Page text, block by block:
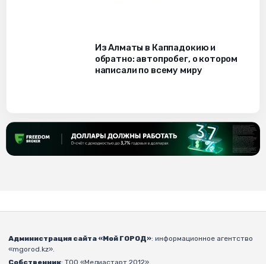
Из Алматы в Каппадокию и
обратно: автопробег, о котором
написали по всему миру
Администрация сайта «Мой ГОРОД»: информационное агентство
«mgorod.kz».
Собственник: ТОО «Медиастарт 2012».